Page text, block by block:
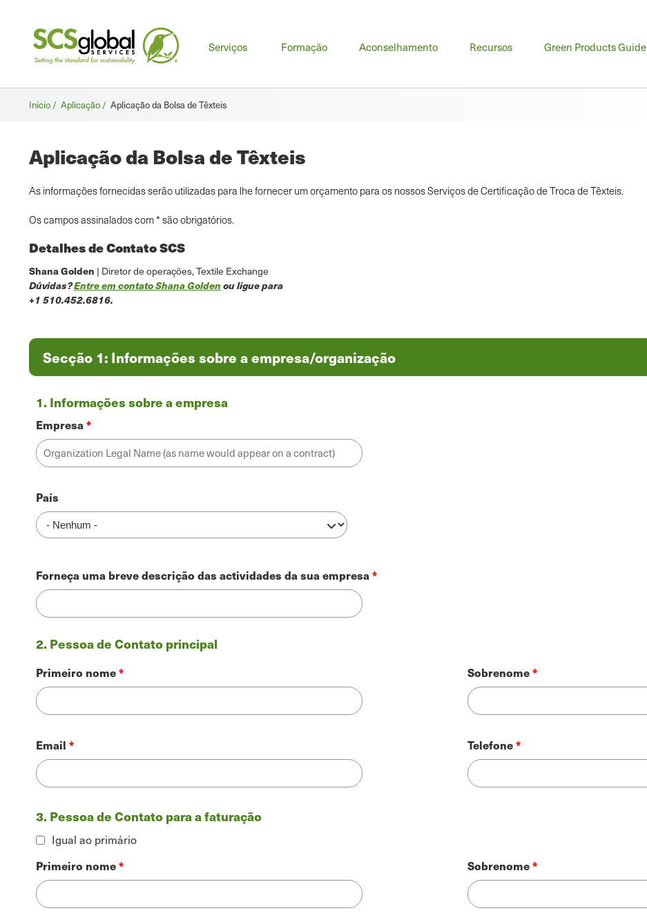
Serviços
Menu
Formação Aconselhamento Recursos Green Products Guide
Breadcrumb
Início / Aplicação / Aplicação da Bolsa de Têxteis
Aplicação da Bolsa de Têxteis
As informações fornecidas serão utilizadas para lhe fornecer um orçamento para os nossos Serviços de Certificação de Troca de Têxteis.
Os campos assinalados com * são obrigatórios.
Detalhes de Contato SCS
Shana Golden | Diretor de operações, Textile Exchange
Dúvidas?Entre em contato Shana Golden ou ligue para
+1 510.452.6816.
Secção 1: Informações sobre a empresa/organização
1. Informações sobre a empresa
Empresa
Endereço
País
Forneça uma breve descrição das actividades da sua empresa
2. Pessoa de Contato principal
Nome
Primeiro nome Sobrenome
Contato
Email Telefone
3. Pessoa de Contato para a faturação
Igual ao primário
Nome
facturação
Primeiro nome Sobrenome